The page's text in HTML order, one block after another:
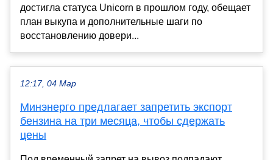
достигла статуса Unicorn в прошлом году, обещает
план выкупа и дополнительные шаги по
восстановлению довери...
12:17, 04 Мар
Минэнерго предлагает запретить экспорт
бензина на три месяца, чтобы сдержать
цены